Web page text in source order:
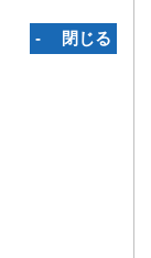
‐ 閉じる